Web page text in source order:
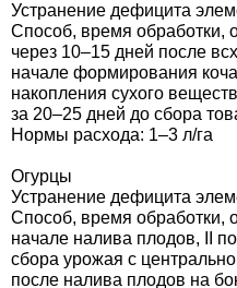
Устранение дефицита
Способ, время обработки,
через 10–15 дней после
начале формирования
накопления сухого
за 20–25 дней до сбора
Нормы расхода: 1–3 л/га
Огурцы
Устранение дефицита
Способ, время обработки,
начале налива плодов, II
сбора урожая с
после налива плодов на